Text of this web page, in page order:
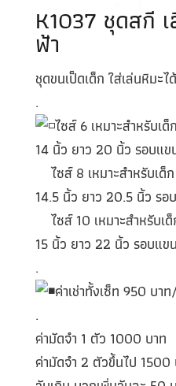
K1037 ชุดสกี
ฟ้า
ชุดขนเป็ดเด็ก ใส่เล่นหิมะได้
.
ไซส์ 6 เหมาะสำหรับเ
14 นิ้ว ยาว 20 นิ้ว รอบแข
ไซส์ 8 เหมาะสำหรับเ
14.5 นิ้ว ยาว 20.5 นิ้ว รอ
ไซส์ 10 เหมาะสำหรับเ
15 นิ้ว ยาว 22 นิ้ว รอบแข
.
ค่าเช่าทั้งเซ็ท 950 บา
.
ค่ามัดจำ 1 ตัว 1000 บาท
ค่ามัดจำ 2 ตัวขึ้นไป 1500